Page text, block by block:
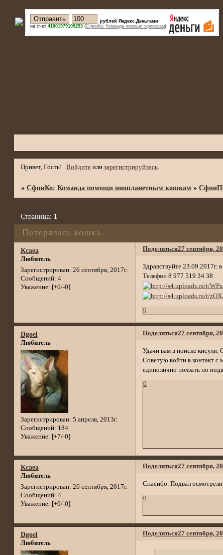
рублей Яндекс.Деньгами
на счет 41001979109253(СфинКо: Команда помощи сфинксам)
Привет, Гость! Войдите или зарегистрируйтесь.
» СфинКо: Команда помощи инопланетным кошкам »
Потерялась кошка.
Страница: 1
Поделиться27 сентября,
Ксаеа
Любитель
Зарегистрирован: 26 сентября, 2017г.
Сообщений: 4
Уважение: [+0/-0]
Здравствуйте 23.09.2017г.
Телефон 8 977 519 34 38
0
Поделиться27 сентября,
Dgoel
Любитель
Зарегистрирован: 5 апреля, 2013г.
Сообщений: 184
Уважение: [+7/-0]
Удачи вам в поиске кисули.
Советую войти в контакт с
единолично ползать по
0
Поделиться27 сентября,
Ксаеа
Любитель
Зарегистрирован: 26 сентября, 2017г.
Сообщений: 4
Уважение: [+0/-0]
Спасибо. Подвал
0
Поделиться27 сентября,
Dgoel
Любитель